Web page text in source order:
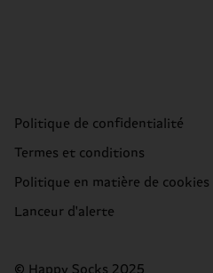
Politique de confidentialité
Termes et conditions
Politique en matière de cookies
Lanceur d'alerte